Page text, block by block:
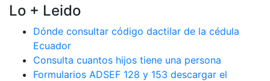
Lo + Leido
Dónde consultar código dactilar de la cédula
Ecuador
Consulta cuantos hijos tiene una persona
Formularios ADSEF 128 y 153 descargar el